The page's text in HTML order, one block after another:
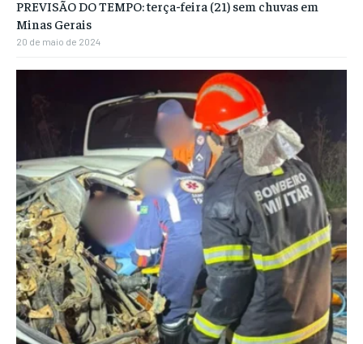
PREVISÃO DO TEMPO: terça-feira (21) sem chuvas em
Minas Gerais
20 de maio de 2024